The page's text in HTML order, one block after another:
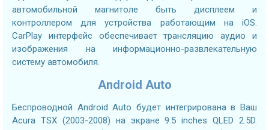
автомобильной магнитоле быть дисплеем и
контроллером для устройства работающим на iOS.
CarPlay интерфейс обеспечивает трансляцию аудио и
изображения на информационно-развлекательную
систему автомобиля.
Android Auto
Беспроводной Android Auto будет интегрирована в Ваш
Acura TSX (2003-2008) на экране 9.5 inches QLED 2.5D.